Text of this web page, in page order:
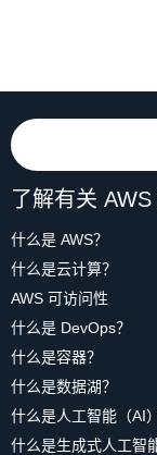
了解有关
什么是 AWS？
什么是云计算？
AWS 可访问性
什么是 DevOps？
什么是容器？
什么是数据湖？
什么是人工智能（AI
什么是生成式人工智